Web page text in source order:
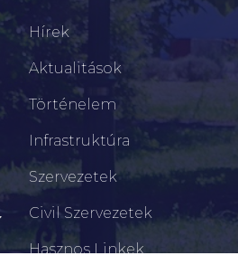
Hírek
Aktualitások
Történelem
Infrastruktúra
Szervezetek
Civil Szervezetek
Hasznos Linkek